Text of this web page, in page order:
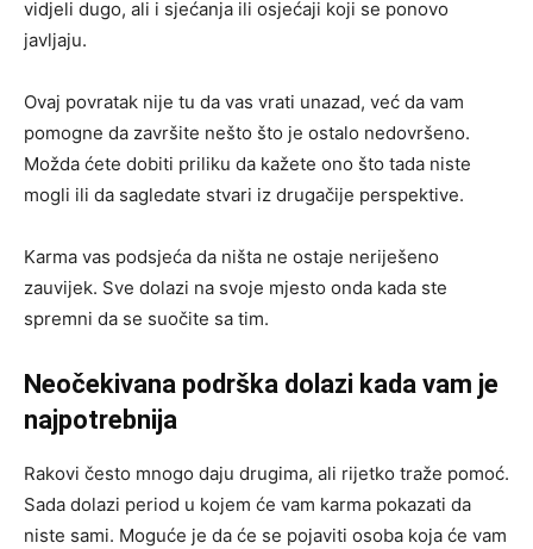
vidjeli dugo, ali i sjećanja ili osjećaji koji se ponovo
javljaju.
Ovaj povratak nije tu da vas vrati unazad, već da vam
pomogne da završite nešto što je ostalo nedovršeno.
Možda ćete dobiti priliku da kažete ono što tada niste
mogli ili da sagledate stvari iz drugačije perspektive.
Karma vas podsjeća da ništa ne ostaje neriješeno
zauvijek. Sve dolazi na svoje mjesto onda kada ste
spremni da se suočite sa tim.
Neočekivana podrška dolazi kada vam je
najpotrebnija
Rakovi često mnogo daju drugima, ali rijetko traže pomoć.
Sada dolazi period u kojem će vam karma pokazati da
niste sami. Moguće je da će se pojaviti osoba koja će vam